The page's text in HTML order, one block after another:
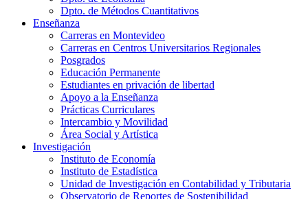
Dpto. de Métodos Cuantitativos
Enseñanza
Carreras en Montevideo
Carreras en Centros Universitarios Regionales
Posgrados
Educación Permanente
Estudiantes en privación de libertad
Apoyo a la Enseñanza
Prácticas Curriculares
Intercambio y Movilidad
Área Social y Artística
Investigación
Instituto de Economía
Instituto de Estadística
Unidad de Investigación en Contabilidad y Tributaria
Observatorio de Reportes de Sostenibilidad